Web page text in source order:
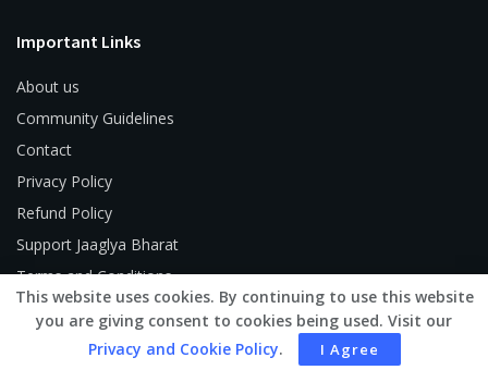
Important Links
About us
Community Guidelines
Contact
Privacy Policy
Refund Policy
Support Jaaglya Bharat
Terms and Conditions
This website uses cookies. By continuing to use this website
you are giving consent to cookies being used. Visit our
Privacy and Cookie Policy. I Agree